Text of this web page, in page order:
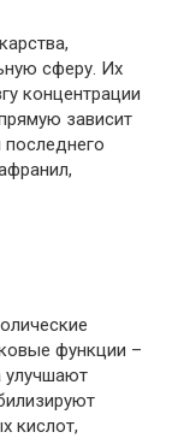
сферу. Их
концентрации
зависит
последнего
функции –
улучшают
кислот,